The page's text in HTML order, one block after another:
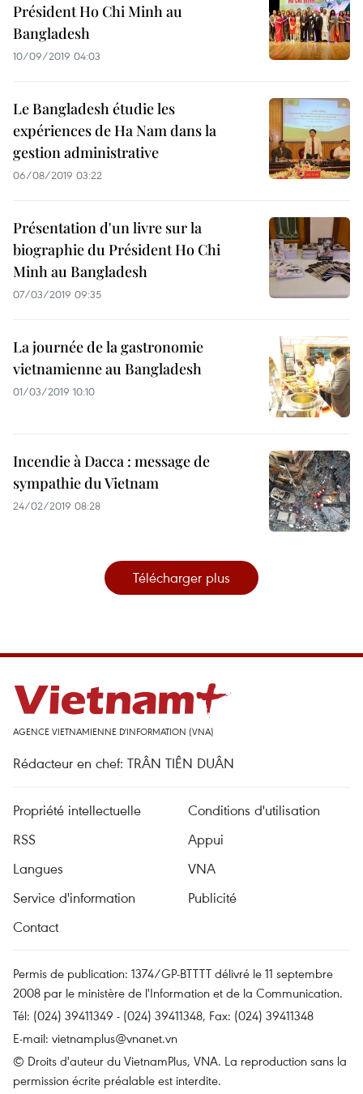
Président Ho Chi Minh au
Bangladesh
10/09/2019 04:03
Le Bangladesh étudie les
expériences de Ha Nam dans la
gestion administrative
06/08/2019 03:22
Présentation d'un livre sur la
biographie du Président Ho Chi
Minh au Bangladesh
07/03/2019 09:35
La journée de la gastronomie
vietnamienne au Bangladesh
01/03/2019 10:10
Incendie à Dacca : message de
sympathie du Vietnam
24/02/2019 08:28
Télécharger plus
AGENCE VIETNAMIENNE D'INFORMATION (VNA)
Rédacteur en chef: TRÂN TIÊN DUÂN
Propriété intellectuelle
Conditions d'utilisation
RSS
Appui
Langues
VNA
Service d'information
Publicité
Contact
Permis de publication: 1374/GP-BTTTT délivré le 11 septembre
2008 par le ministère de l'Information et de la Communication.
Tél: (024) 39411349 - (024) 39411348, Fax: (024) 39411348
E-mail: vietnamplus@vnanet.vn
© Droits d'auteur du VietnamPlus, VNA. La reproduction sans la
permission écrite préalable est interdite.